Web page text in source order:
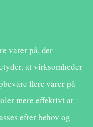
varer på, der
at virksomheder
flere varer på
mere effektivt at
efter behov og